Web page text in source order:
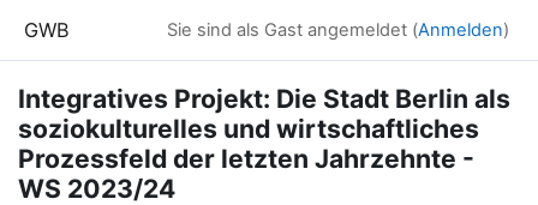
GWB Sie sind als Gast angemeldet (Anmelden)
Integratives Projekt: Die Stadt Berlin als
soziokulturelles und wirtschaftliches
Prozessfeld der letzten Jahrzehnte -
WS 2023/24